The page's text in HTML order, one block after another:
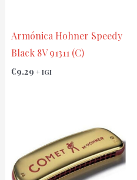
Armónica Hohner Speedy
Black 8V 91311 (C)
€9.29 + IGI